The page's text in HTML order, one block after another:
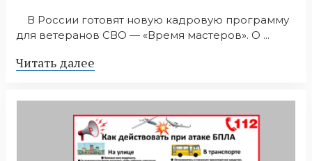
В России готовят новую кадровую программу
для ветеранов СВО — «Время мастеров». О ...
Читать далее